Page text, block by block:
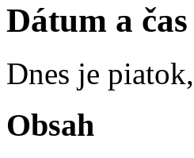
Dátum a čas
Dnes je piatok,
Obsah